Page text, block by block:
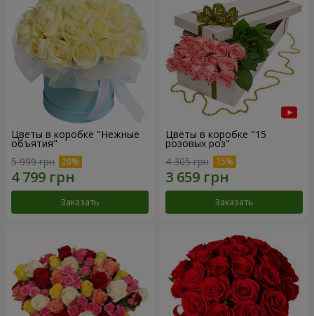
Цветы в коробке "Нежные
объятия"
5 999 грн
Заказать
Цветы в коробке "15
розовых роз"
4 305 грн
Заказать